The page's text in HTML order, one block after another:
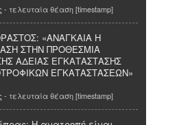
- τελευταία θέαση [timestamp]
«ΑΝΑΓΚΑΙΑ Η
ΣΤΗΝ ΠΡΟΘΕΣΜΙΑ
ΑΔΕΙΑΣ ΕΓΚΑΤΑΣΤΑΣΗΣ
ΕΓΚΑΤΑΣΤΑΣΕΩΝ»
- τελευταία θέαση [timestamp]